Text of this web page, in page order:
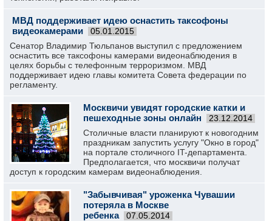
МВД поддерживает идею оснастить таксофоны
видеокамерами
05.01.2015
Сенатор Владимир Тюльпанов выступил с предложением
оснастить все таксофоны камерами видеонаблюдения в
целях борьбы с телефонным терроризмом. МВД
поддерживает идею главы комитета Совета федерации по
регламенту.
Москвичи увидят городские катки и
пешеходные зоны онлайн
23.12.2014
Столичные власти планируют к новогодним
праздникам запустить услугу "Окно в город"
на портале столичного IT-департамента.
Предполагается, что москвичи получат
доступ к городским камерам видеонаблюдения.
"Забывчивая" уроженка Чувашии
потеряла в Москве
ребенка
07.05.2014